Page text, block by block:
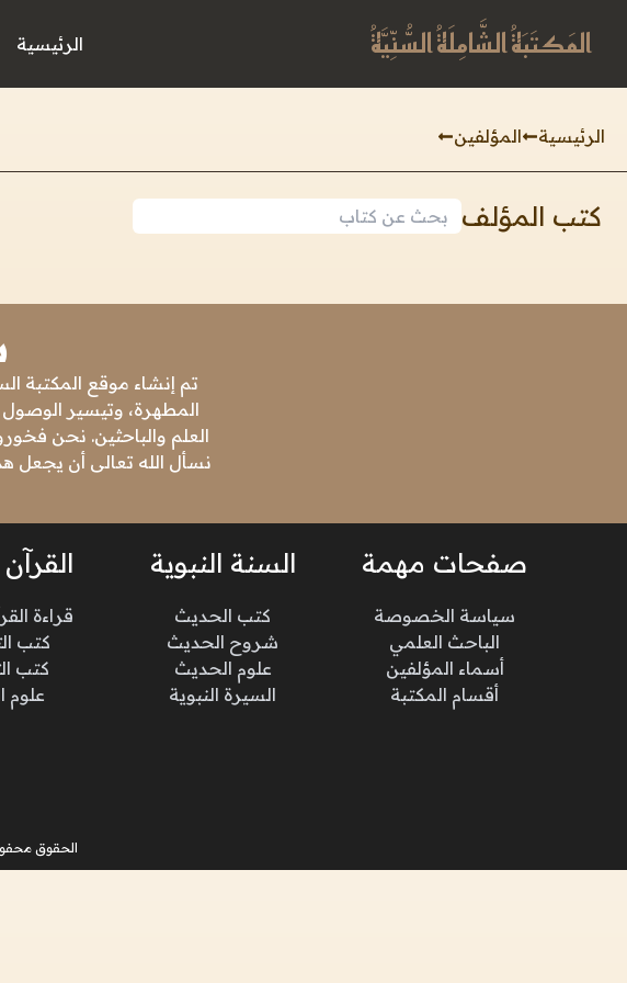
المَكتَبَةُ الشَّامِلَةُ السُّنِّيَّةُ الرئيسية
الرئيسية المؤلفين
كتب المؤلف
تم إنشاء موقع المكتبة
المطهرة، وتيسير الوصول
العلم والباحثين. نحن
نسأل الله تعالى أن يجعل
صفحات مهمة
سياسة الخصوصة
الباحث العلمي
أسماء المؤلفين
أقسام المكتبة
السنة النبوية
كتب الحديث
شروح الحديث
علوم الحديث
السيرة النبوية
قراءة
كتب
كتب
علوم
الحقوق